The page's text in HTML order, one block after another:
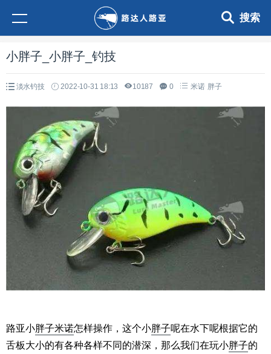
搜索
小胖子_小胖子_钓技
淡水钓技 2022-10-31 18:13 10187 0 米诺 胖子
路亚小胖子米诺怎样操作，这个小胖子呢在水下呢根据它的
舌板大小的有各种各样不同的潜深，那么我们在玩小胖子的